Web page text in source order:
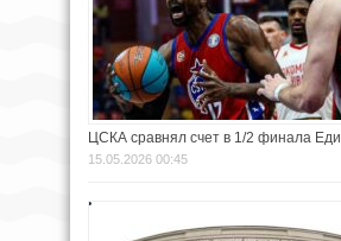
ЦСКА сравнял счет в 1/2 финала
15.05.2026 00:45